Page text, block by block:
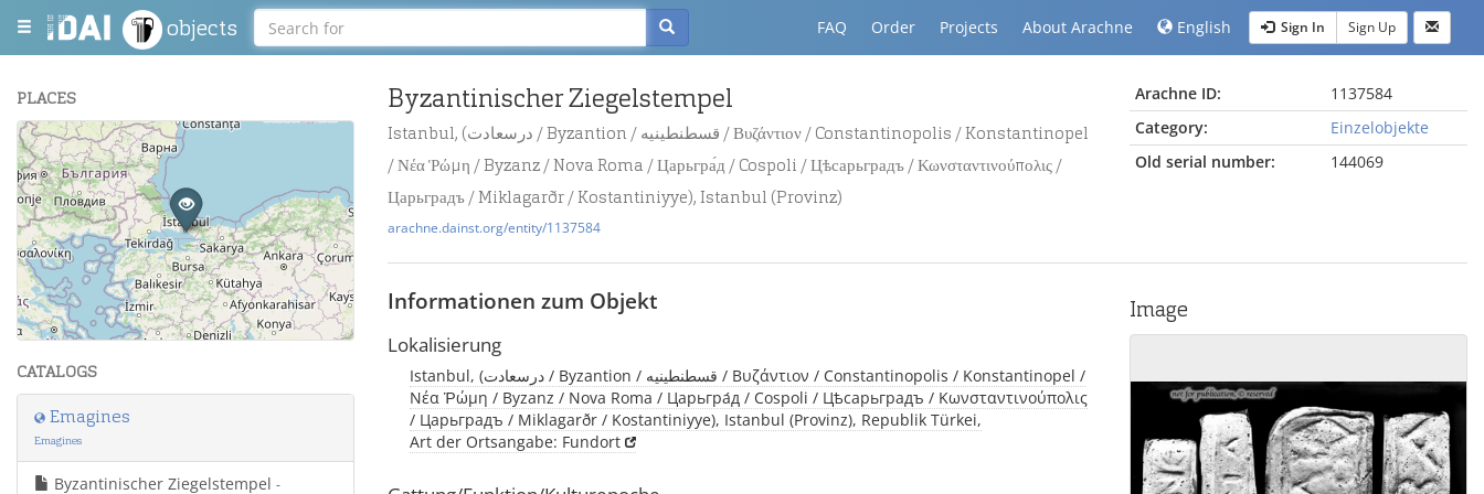
objects FAQ Order Projects About Arachne English Sign In Sign Up
PLACES
+
−
Leaflet| Maps and Data ©OpenStreetMap.
CATALOGS
Emagines
Emagines
Byzantinischer Ziegelstempel -
Byzantinischer Ziegelstempel
Istanbul, (درسعادت / Byzantion / قسطنطينيه / Βυζάντιον / Constantinopolis / Konstantinopel
/ Νέα Ῥώμη / Byzanz / Nova Roma / Царьгра́д / Cospoli / Цѣсарьградъ / Κωνσταντινούπολις /
Царьградъ / Miklagarðr / Kostantiniyye), Istanbul (Provinz)
arachne.dainst.org/entity/1137584
Arachne ID:
1137584
Category:
Einzelobjekte
Old serial number:
144069
Informationen zum Objekt
Lokalisierung
Istanbul, (درسعادت / Byzantion / قسطنطينيه / Βυζάντιον / Constantinopolis / Konstantinopel /
Νέα Ῥώμη / Byzanz / Nova Roma / Царьгра́д / Cospoli / Цѣсарьградъ / Κωνσταντινούπολις
/ Царьградъ / Miklagarðr / Kostantiniyye), Istanbul (Provinz), Republik Türkei,
Art der Ortsangabe: Fundort
Image